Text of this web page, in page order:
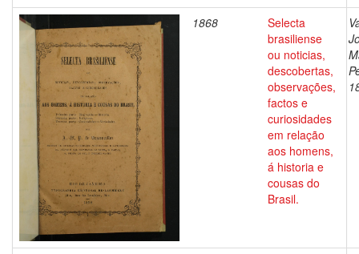
1868
Selecta
brasiliense
ou noticias,
descobertas,
observações,
factos e
curiosidades
em relação
aos homens,
á historia e
cousas do
Brasil.